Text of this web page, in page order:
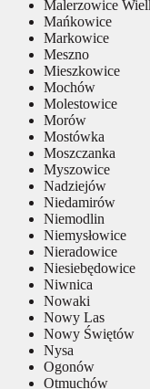
Malerzowice
Mańkowice
Markowice
Meszno
Mieszkowice
Mochów
Molestowice
Morów
Mostówka
Moszczanka
Myszowice
Nadziejów
Niedamirów
Niemodlin
Niemysłowice
Nieradowice
Niesiebędowice
Niwnica
Nowaki
Nowy Las
Nowy Świętów
Nysa
Ogonów
Otmuchów